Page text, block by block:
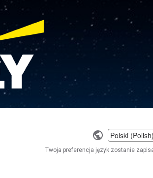
Select
a
language
Twoja preferencja język zostanie